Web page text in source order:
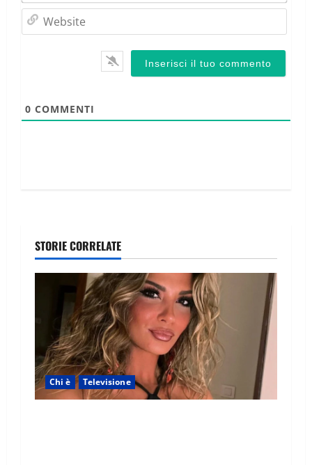
0 COMMENTI
STORIE CORRELATE
Chi è Televisione